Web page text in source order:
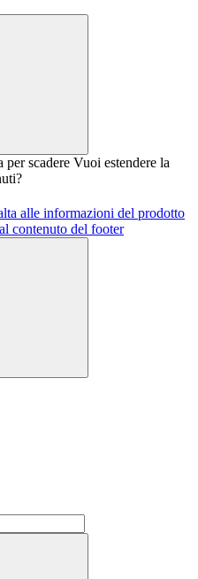
per scadere Vuoi estendere la
alle informazioni del prodotto
contenuto del footer